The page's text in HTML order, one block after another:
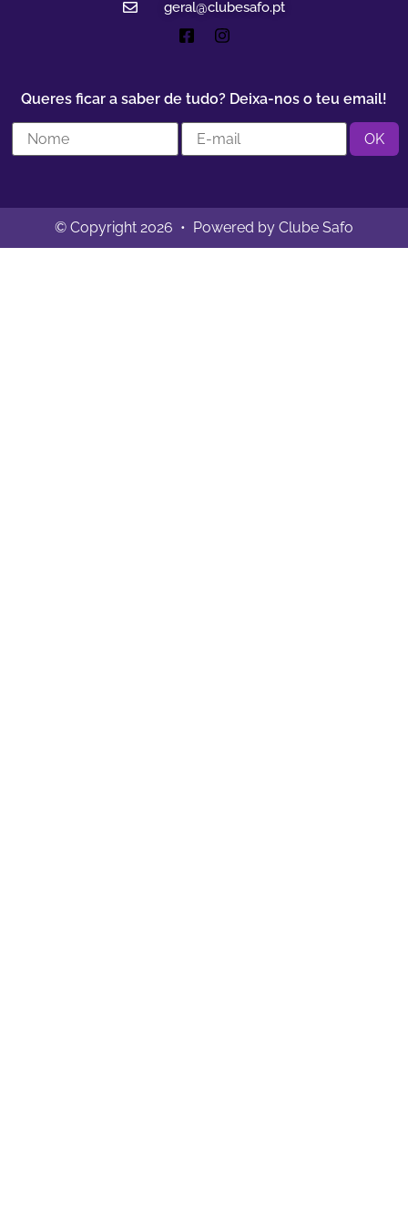
geral@clubesafo.pt
Queres ficar a saber de tudo? Deixa-nos o teu email!
© Copyright 2026 • Powered by Clube Safo